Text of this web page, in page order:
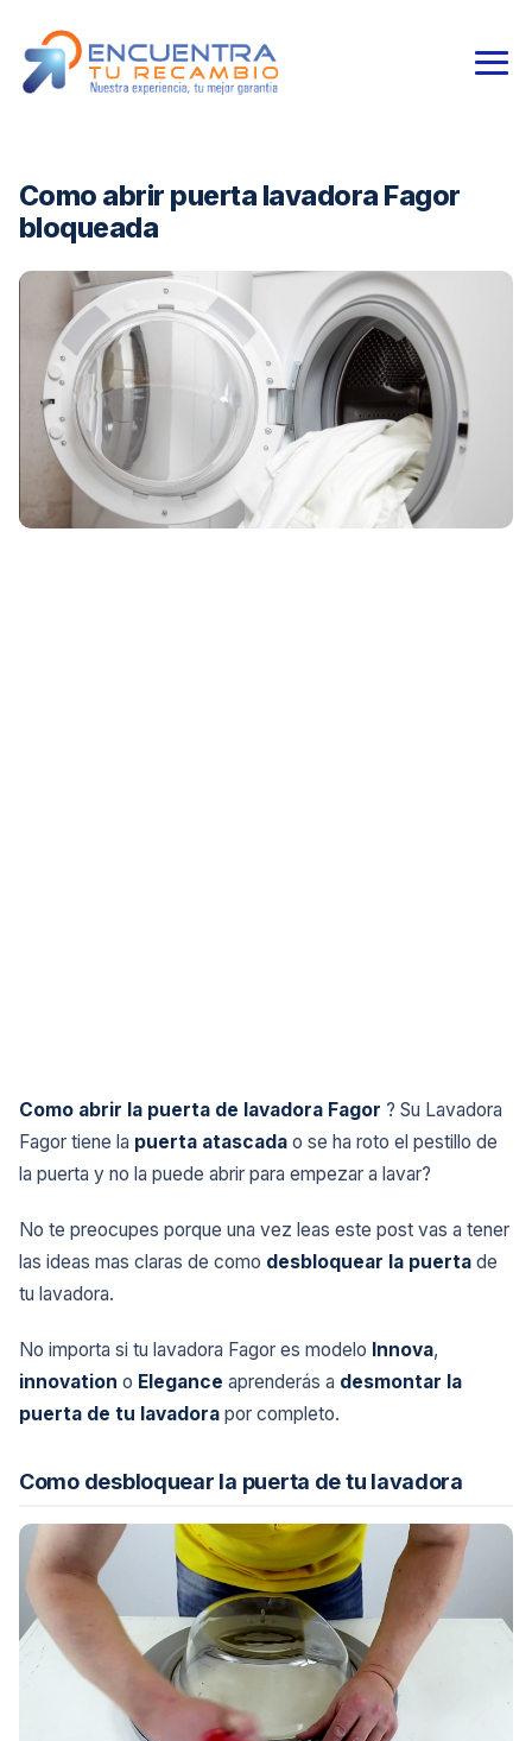
Como abrir puerta lavadora Fagor
bloqueada
Como abrir la puerta de lavadora Fagor ? Su Lavadora
Fagor tiene la puerta atascada o se ha roto el pestillo de
la puerta y no la puede abrir para empezar a lavar?
No te preocupes porque una vez leas este post vas a tener
las ideas mas claras de como desbloquear la puerta de
tu lavadora.
No importa si tu lavadora Fagor es modelo Innova,
innovation o Elegance aprenderás a desmontar la
puerta de tu lavadora por completo.
Como desbloquear la puerta de tu lavadora